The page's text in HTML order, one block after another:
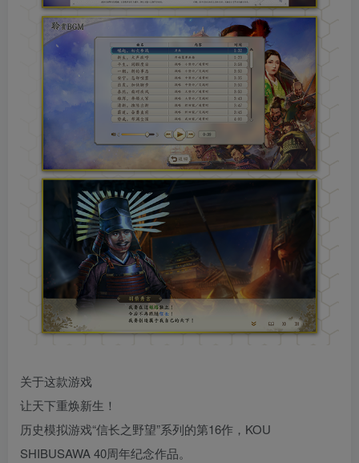
关于这款游戏
让天下重焕新生！
历史模拟游戏“信长之野望”系列的第16作，KOU
SHIBUSAWA 40周年纪念作品。